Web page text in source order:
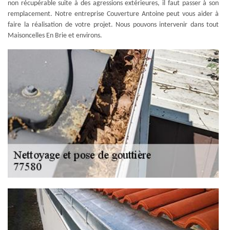
non récupérable suite à des agressions extérieures, il faut passer à son
remplacement. Notre entreprise Couverture Antoine peut vous aider à
faire la réalisation de votre projet. Nous pouvons intervenir dans tout
Maisoncelles En Brie et environs.